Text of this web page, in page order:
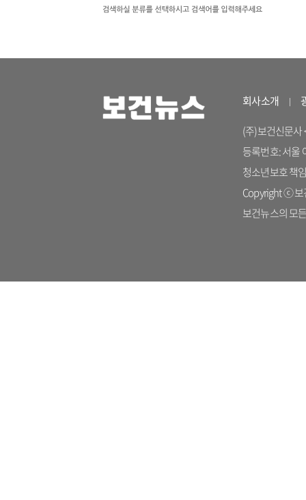
회사소개
(주)보건신문사
등록번호: 서울
청소년보호 책
Copyright ⓒ 보
보건뉴스의 모